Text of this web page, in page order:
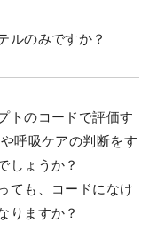
ルのみですか？
トのコードで評価す
呼吸ケアの判断をす
しょうか？
ても、コードになけ
りますか？